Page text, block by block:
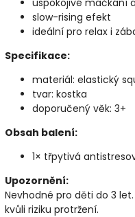
slow-rising efekt
ideální pro relax i
Specifikace:
materiál: elastický
tvar: kostka
doporučený věk: 3+
Obsah balení:
1× třpytivá
Upozornění:
Nevhodné pro děti do 3
kvůli riziku protržení.